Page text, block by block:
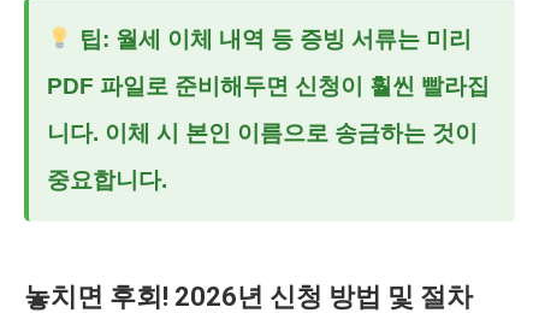
팁: 월세 이체 내역 등 증빙 서류는 미리
PDF 파일로 준비해두면 신청이 훨씬 빨라집
니다. 이체 시 본인 이름으로 송금하는 것이
중요합니다.
놓치면 후회! 2026년 신청 방법 및 절차